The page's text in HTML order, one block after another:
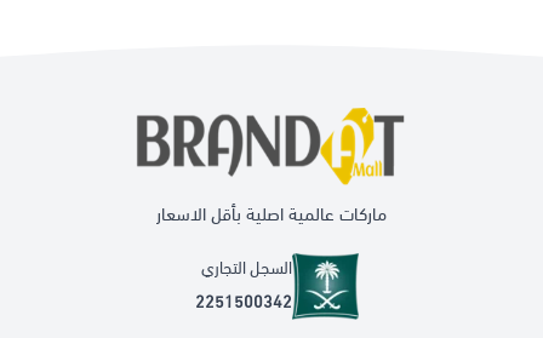
ماركات عالمية اصلية بأقل الاسعار
السجل التجاري
2251500342